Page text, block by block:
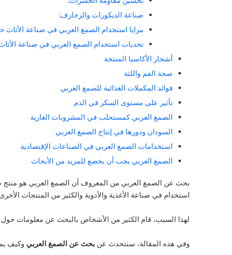
صناعة الديكورات والزخارف:
مزايا استخدام الصمغ العربي في صناعة
تحديات استخدام الصمغ العربي في صناعة
أشجار الأكاسيا المنتجة
صحة الفم واللثة
فوائد المكملات الغذائية للصمغ العربي
تأثير على مستوى السكر في الدم
الصمغ العربي كمستحلب في المشروبات الغازية
السودان ودورها في إنتاج الصمغ العربي
استخدامات الصمغ العربي في الصناعات الإقتصادية
الصمغ العربي يجب أن يخضع للمزيد من الأبحاث
بحث عن الصمغ العربي من المعروف أن الصمغ العربي هو منتج
استخدام في صناعة الأغذية والأدوية والكثير من المنتجات
لهذا السبب، قام الكثير من الأشخاص بالبحث عن معلومات حول
وفي هذه المقالة، سنتحدث عن بحث عن الصمغ العربي وكيف